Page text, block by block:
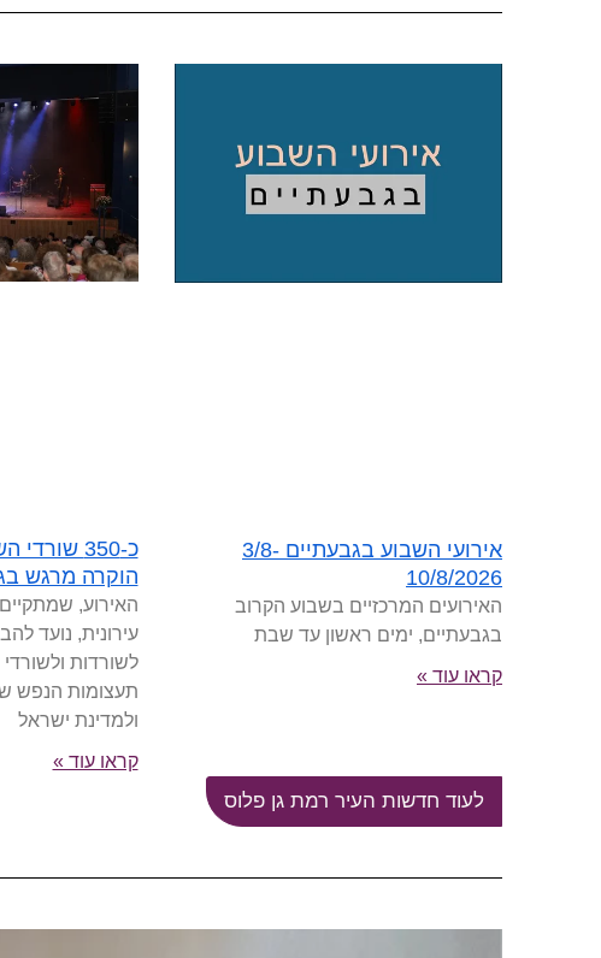
אירועי השבוע בגבעתיים 3/8-
10/8/2026
האירועים המרכזיים בשבוע הקרוב
בגבעתיים, ימים ראשון עד שבת
קראו עוד »
כ-350
הוקרה מרגש
האירוע,
עירונית, נועד
לשורדות
תעצומות הנפש
ולמדינת ישראל
קראו עוד »
לעוד חדשות העיר רמת גן פלוס